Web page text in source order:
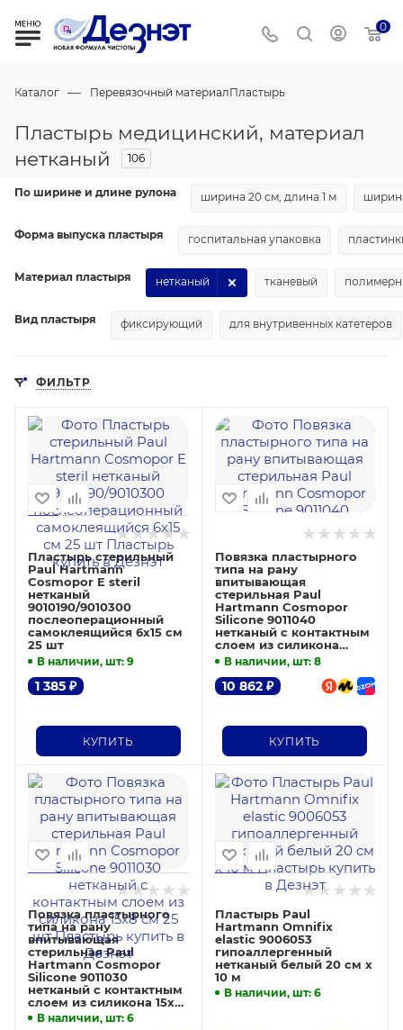
0
Каталог — Перевязочный материалПластырь
Пластырь медицинский, материал
нетканый
106
По ширине и длине рулона ширина 20 см, длина 1 м
Форма выпуска пластыря госпитальная упаковка
Материал пластыря тканевый
нетканый
Вид пластыря фиксирующий для внутривенных катетеров
ФИЛЬТР
Пластырь стерильный
Paul Hartmann
Cosmopor E steril
нетканый
9010190/9010300
послеоперационный
самоклеящийся 6х15 см
25 шт
В наличии, шт: 9
1 385 ₽
КУПИТЬ
Повязка пластырного
типа на рану
впитывающая
стерильная Paul
Hartmann Cosmopor
Silicone 9011040
нетканый с контактным
слоем из силикона
20х10 см 25 шт
В наличии, шт: 8
10 862₽
КУПИТЬ
Повязка пластырного
типа на рану
впитывающая
стерильная Paul
Hartmann Cosmopor
Silicone 9011030
нетканый с контактным
слоем из силикона 15х8
см 25 шт
В наличии, шт: 6
Пластырь Paul
Hartmann Omnifix
elastic 9006053
гипоаллергенный
нетканый белый 20 см х
10 м
В наличии, шт: 6